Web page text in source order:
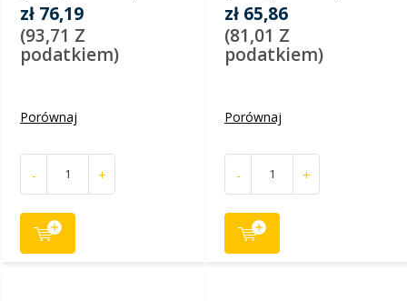
zł 76,19
(93,71 Z
podatkiem)
Porównaj
- +
zł 65,86
(81,01 Z
podatkiem)
Porównaj
- +